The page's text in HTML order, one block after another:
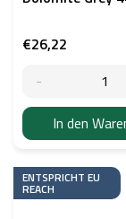
€26,22
In den
ENTSPRICHT EU
REACH